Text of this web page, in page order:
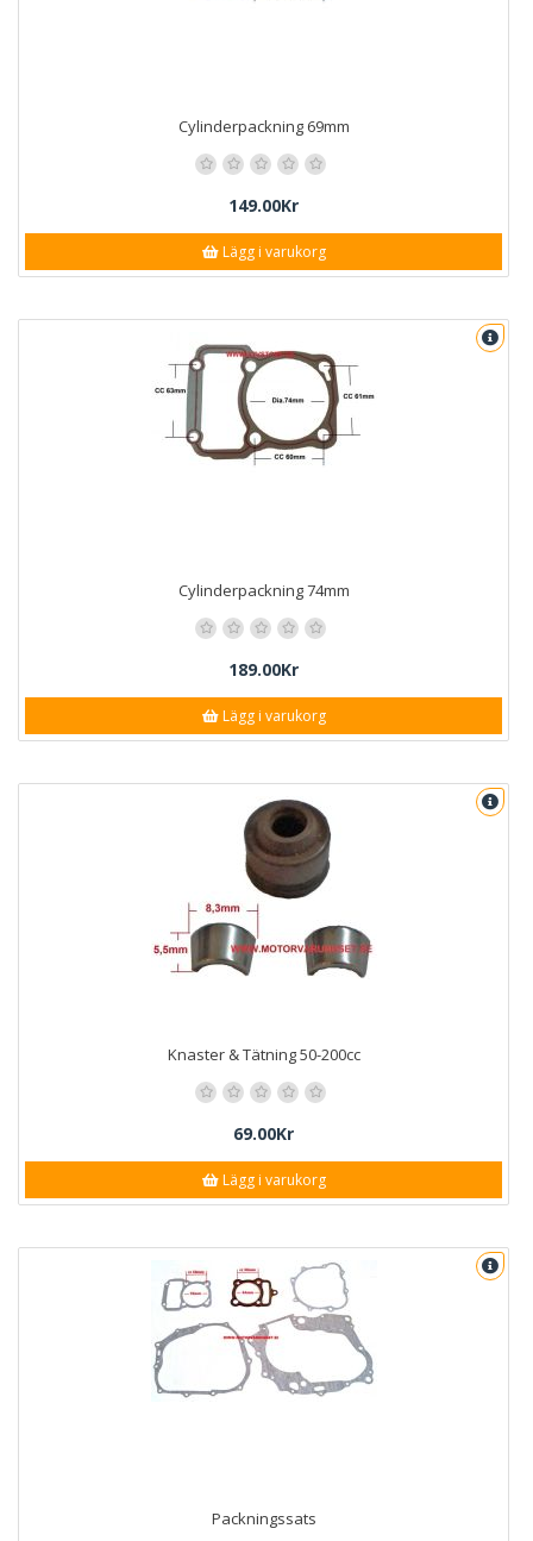
Cylinderpackning 69mm
149.00Kr
Lägg i varukorg
Cylinderpackning 74mm
189.00Kr
Lägg i varukorg
Knaster & Tätning 50-200cc
69.00Kr
Lägg i varukorg
Packningssats